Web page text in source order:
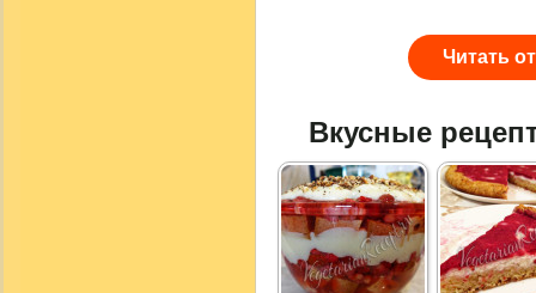
Читать
Вкусные